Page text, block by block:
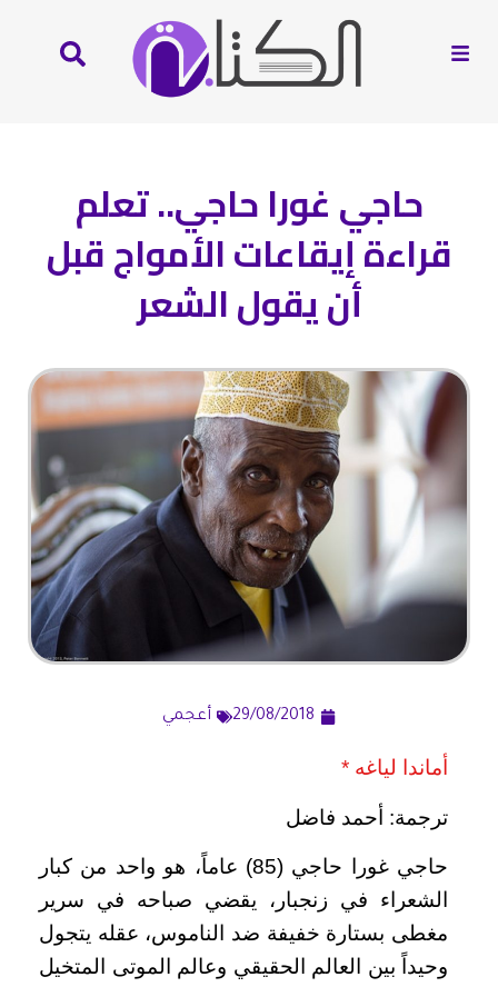
حاجي غورا حاجي.. تعلم
قراءة إيقاعات الأمواج قبل
أن يقول الشعر
29/08/2018 أعجمي
أماندا لياغه *
ترجمة: أحمد فاضل
حاجي غورا حاجي (85) عاماً، هو واحد من كبار
الشعراء في زنجبار، يقضي صباحه في سرير
مغطى بستارة خفيفة ضد الناموس، عقله يتجول
وحيداً بين العالم الحقيقي وعالم الموتى المتخيل